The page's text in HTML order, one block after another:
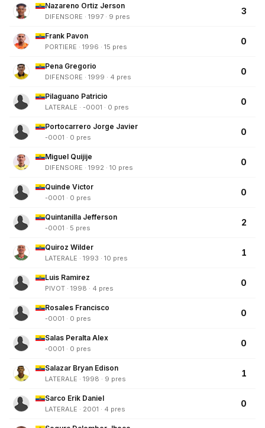
Nazareno Ortiz Jerson
DIFENSORE · 1997 · 9 pres
3
Frank Pavon
PORTIERE · 1996 · 15 pres
0
Pena Gregorio
DIFENSORE · 1999 · 4 pres
0
Pilaguano Patricio
LATERALE · -0001 · 0 pres
0
Portocarrero Jorge Javier
-0001 · 0 pres
0
Miguel Quijije
DIFENSORE · 1992 · 10 pres
0
Quinde Victor
-0001 · 0 pres
0
Quintanilla Jefferson
-0001 · 5 pres
2
Quiroz Wilder
LATERALE · 1993 · 10 pres
1
Luis Ramirez
PIVOT · 1998 · 4 pres
0
Rosales Francisco
-0001 · 0 pres
0
Salas Peralta Alex
-0001 · 0 pres
0
Salazar Bryan Edison
LATERALE · 1998 · 9 pres
1
Sarco Erik Daniel
LATERALE · 2001 · 4 pres
0